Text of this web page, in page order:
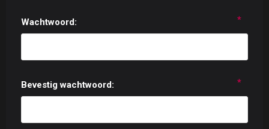
Wachtwoord: *
Bevestig wachtwoord: *